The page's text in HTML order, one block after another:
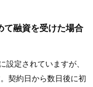
て融資を受けた場合
定されていますが、
契約日から数日後に初